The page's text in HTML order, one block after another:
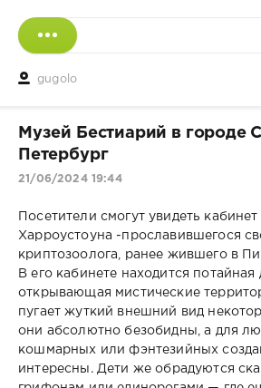
gugolo
Музей Бестиарий в городе
Петербург
21/06/2024 19:44
Посетители смогут увидеть
Харроустоуна -прославившегося
криптозоолога, ранее жившего в
В его кабинете находится потайная
открывающая мистические
пугает жуткий внешний вид
они абсолютно безобидны, а для
кошмарных или фэнтезийных
интересны. Дети же обрадуются